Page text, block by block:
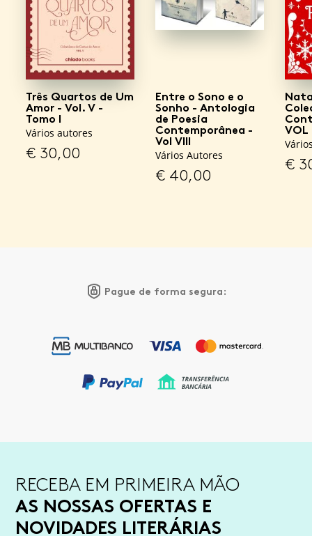
Três Quartos de Um
Amor - Vol. V -
Tomo I
Vários autores
€ 30,00
Entre o Sono e o
Sonho - Antologia
de Poesia
Contemporânea -
Vol VIII
Vários Autores
€ 40,00
VOL
€
Pague de forma segura:
RECEBA EM PRIMEIRA MÃO
AS NOSSAS OFERTAS E
NOVIDADES LITERÁRIAS